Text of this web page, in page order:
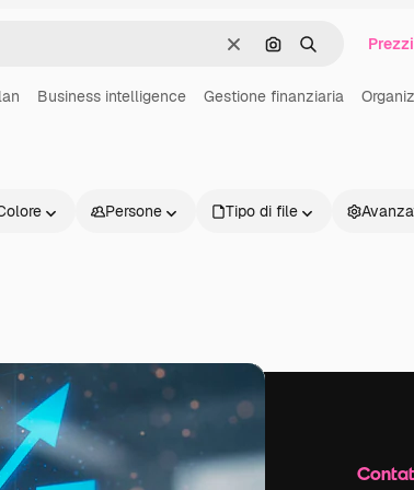
CancellaCerca per immagine
Ricerca Prezzi
Business intelligence Gestione finanziaria
Persone Tipo di file
Inizia Azienda